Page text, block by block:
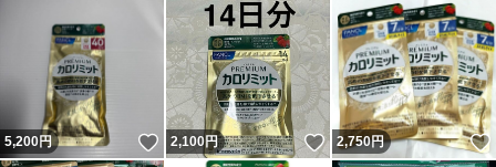
5,200円 いいね！
2,100円 いいね！
2,750円